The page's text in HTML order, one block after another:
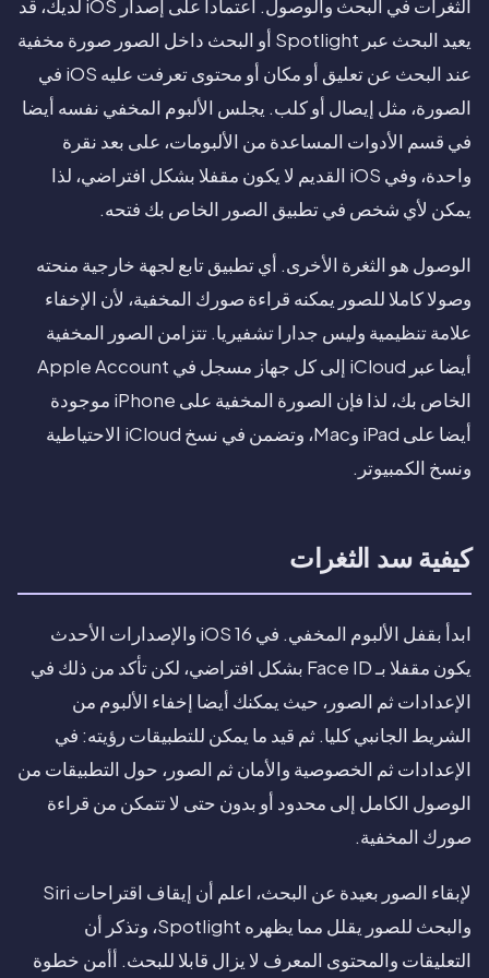
الثغرات في البحث والوصول. اعتمادا على إصدار iOS لديك، قد
يعيد البحث عبر Spotlight أو البحث داخل الصور صورة مخفية
عند البحث عن تعليق أو مكان أو محتوى تعرفت عليه iOS في
الصورة، مثل إيصال أو كلب. يجلس الألبوم المخفي نفسه أيضا
في قسم الأدوات المساعدة من الألبومات، على بعد نقرة
واحدة، وفي iOS القديم لا يكون مقفلا بشكل افتراضي، لذا
يمكن لأي شخص في تطبيق الصور الخاص بك فتحه.
الوصول هو الثغرة الأخرى. أي تطبيق تابع لجهة خارجية منحته
وصولا كاملا للصور يمكنه قراءة صورك المخفية، لأن الإخفاء
علامة تنظيمية وليس جدارا تشفيريا. تتزامن الصور المخفية
أيضا عبر iCloud إلى كل جهاز مسجل في Apple Account
الخاص بك، لذا فإن الصورة المخفية على iPhone موجودة
أيضا على iPad وMac، وتضمن في نسخ iCloud الاحتياطية
ونسخ الكمبيوتر.
كيفية سد الثغرات
ابدأ بقفل الألبوم المخفي. في iOS 16 والإصدارات الأحدث
يكون مقفلا بـ Face ID بشكل افتراضي، لكن تأكد من ذلك في
الإعدادات ثم الصور، حيث يمكنك أيضا إخفاء الألبوم من
الشريط الجانبي كليا. ثم قيد ما يمكن للتطبيقات رؤيته: في
الإعدادات ثم الخصوصية والأمان ثم الصور، حول التطبيقات من
الوصول الكامل إلى محدود أو بدون حتى لا تتمكن من قراءة
صورك المخفية.
لإبقاء الصور بعيدة عن البحث، اعلم أن إيقاف اقتراحات Siri
والبحث للصور يقلل مما يظهره Spotlight، وتذكر أن
التعليقات والمحتوى المعرف لا يزال قابلا للبحث. أأمن خطوة